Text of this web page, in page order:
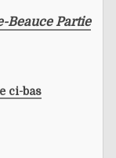
Beauce Partie
ci-bas